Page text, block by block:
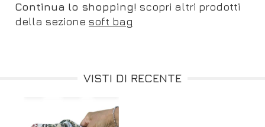
Continua lo shopping! scopri altri prodotti
della sezione soft bag
VISTI DI RECENTE